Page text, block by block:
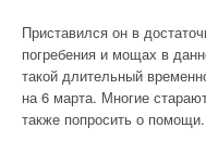
Приставился он в
погребения и мощах в
такой длительный
на 6 марта. Многие
также попросить о помощи.